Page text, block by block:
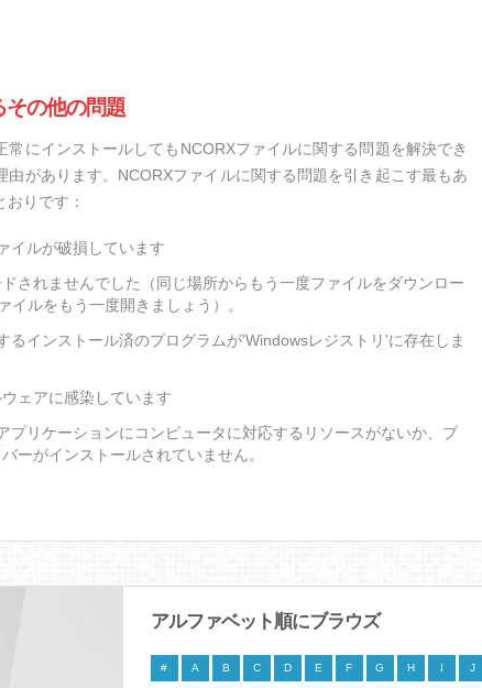
その他の問題
常にインストールしてもNCORXファイルに関する問題を解決でき
由があります。NCORXファイルに関する問題を引き起こす最もあ
りです：
イルが破損しています
されませんでした（同じ場所からもう一度ファイルをダウンロー
イルをもう一度開きましょう）。
るインストール済のプログラムが'Windowsレジストリ'に存在しま
ェアに感染しています
プリケーションにコンピュータに対応するリソースがないか、プ
ーがインストールされていません。
アルファベット順にブラウズ
# A B C D E F G H I J